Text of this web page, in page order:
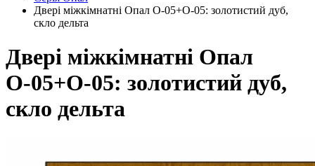
Двері міжкімнатні Опал О-05+О-05: золотистий дуб,
скло дельта
Двері міжкімнатні Опал
О-05+О-05: золотистий дуб,
скло дельта